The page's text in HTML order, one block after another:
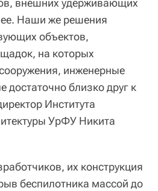
внешних удерживающих
Наши же решения
объектов,
на которых
инженерные
достаточно близко друг к
Института
УрФУ Никита
их конструкция
беспилотника массой до